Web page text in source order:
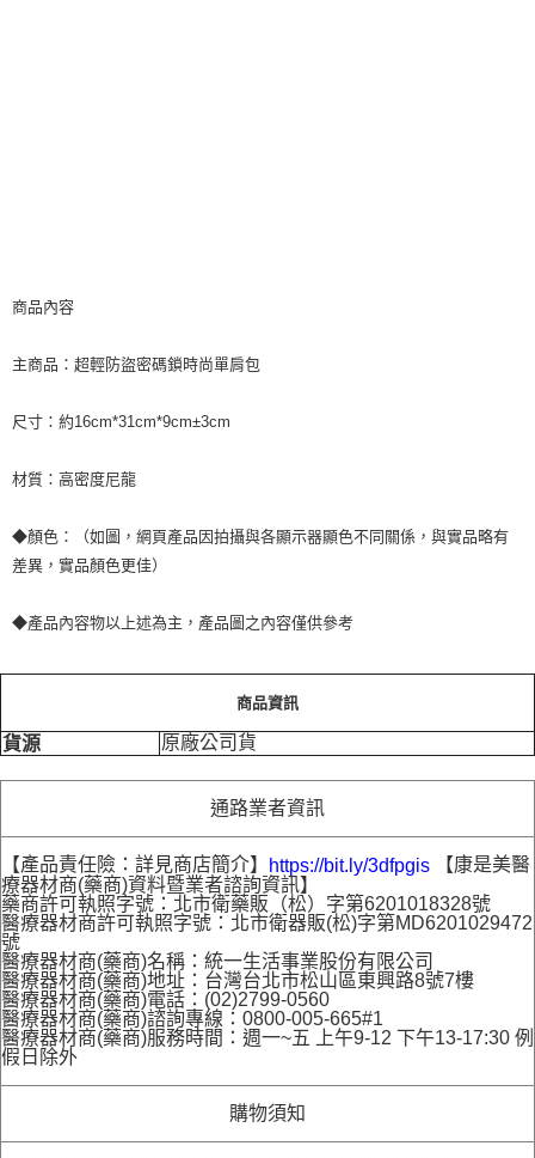
商品內容
主商品：超輕防盜密碼鎖時尚單肩包
尺寸：約16cm*31cm*9cm±3cm
材質：高密度尼龍
◆顏色：（如圖，網頁產品因拍攝與各顯示器顯色不同關係，與實品略有
差異，實品顏色更佳）
◆產品內容物以上述為主，產品圖之內容僅供參考
商品資訊
貨源 原廠公司貨
通路業者資訊
【產品責任險：詳見商店簡介】 https://bit.ly/3dfpgis 【康是美醫
療器材商(藥商)資料暨業者諮詢資訊】
藥商許可執照字號：北市衛藥販（松）字第6201018328號
醫療器材商許可執照字號：北市衛器販(松)字第MD6201029472
號
醫療器材商(藥商)名稱：統一生活事業股份有限公司
醫療器材商(藥商)地址：台灣台北市松山區東興路8號7樓
醫療器材商(藥商)電話：(02)2799-0560
醫療器材商(藥商)諮詢專線：0800-005-665#1
醫療器材商(藥商)服務時間：週一~五 上午9-12 下午13-17:30 例
假日除外
購物須知